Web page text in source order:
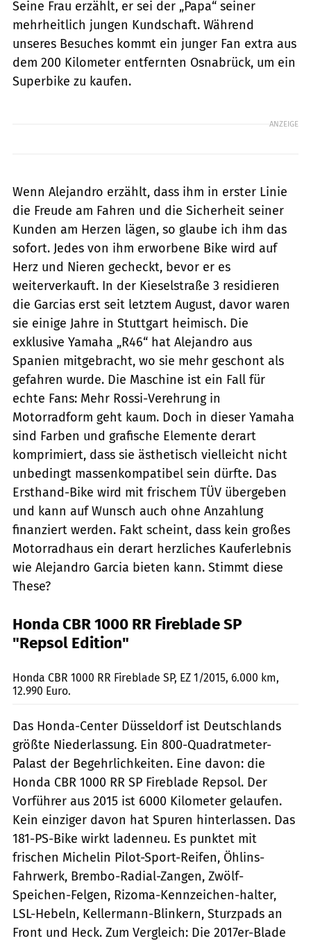
Seine Frau erzählt, er sei der „Papa“ seiner
mehrheitlich jungen Kundschaft. Während
unseres Besuches kommt ein junger Fan extra aus
dem 200 Kilometer entfernten Osnabrück, um ein
Superbike zu kaufen.
ANZEIGE
Wenn Alejandro erzählt, dass ihm in erster Linie
die Freude am Fahren und die Sicherheit seiner
Kunden am Herzen lägen, so glaube ich ihm das
sofort. Jedes von ihm erworbene Bike wird auf
Herz und Nieren gecheckt, bevor er es
weiterverkauft. In der Kieselstraße 3 residieren
die Garcias erst seit letztem August, davor waren
sie einige Jahre in Stuttgart heimisch. Die
exklusive Yamaha „R46“ hat Alejandro aus
Spanien mitgebracht, wo sie mehr geschont als
gefahren wurde. Die Maschine ist ein Fall für
echte Fans: Mehr Rossi-Verehrung in
Motorradform geht kaum. Doch in dieser Yamaha
sind Farben und grafische Elemente derart
komprimiert, dass sie ästhetisch vielleicht nicht
unbedingt massenkompatibel sein dürfte. Das
Ersthand-Bike wird mit frischem TÜV übergeben
und kann auf Wunsch auch ohne Anzahlung
finanziert werden. Fakt scheint, dass kein großes
Motorradhaus ein derart herzliches Kauferlebnis
wie Alejandro Garcia bieten kann. Stimmt diese
These?
Honda CBR 1000 RR Fireblade SP
"Repsol Edition"
Honda CBR 1000 RR Fireblade SP, EZ 1/2015, 6.000 km,
12.990 Euro.
Das Honda-Center Düsseldorf ist Deutschlands
größte Niederlassung. Ein 800-Quadratmeter-
Palast der Begehrlichkeiten. Eine davon: die
Honda CBR 1000 RR SP Fireblade Repsol. Der
Vorführer aus 2015 ist 6000 Kilometer gelaufen.
Kein einziger davon hat Spuren hinterlassen. Das
181-PS-Bike wirkt ladenneu. Es punktet mit
frischen Michelin Pilot-Sport-Reifen, Öhlins-
Fahrwerk, Brembo-Radial-Zangen, Zwölf-
Speichen-Felgen, Rizoma-Kennzeichen-halter,
LSL-Hebeln, Kellermann-Blinkern, Sturzpads an
Front und Heck. Zum Vergleich: Die 2017er-Blade